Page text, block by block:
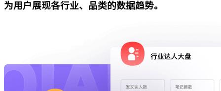
为用户展现各行业、品类的数据趋势。